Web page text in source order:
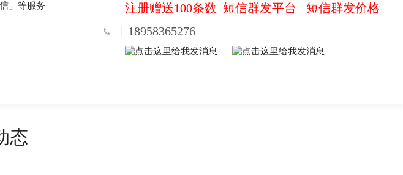
」等服务 注册赠送100条数 短信群发平台
短信群发价格
18958365276
态